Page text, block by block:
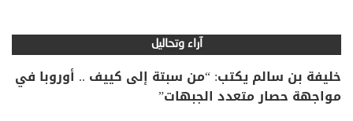
آراء وتحاليل
خليفة بن سالم يكتب: “من سبتة إلى كييف .. أوروبا في
مواجهة حصار متعدد الجبهات”